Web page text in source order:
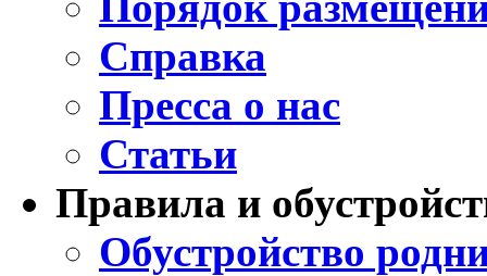
Справка
Пресса о нас
Статьи
Правила и
Обустройство